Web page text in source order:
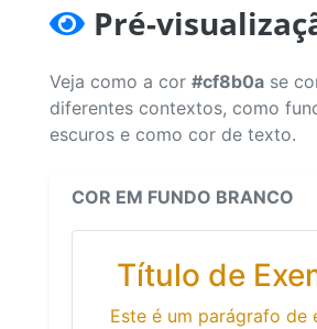
Pré-
Veja como a cor #cf8b0a se
diferentes contextos, como
escuros e como cor de texto.
COR EM FUNDO BRANCO
Título de
Este é um parágrafo de